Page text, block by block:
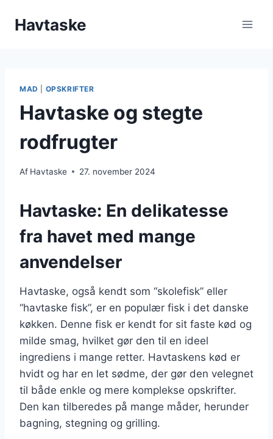
Havtaske
MAD OPSKRIFTER
Havtaske og stegte
rodfrugter
Af Havtaske 27. november 2024
Havtaske: En delikatesse
fra havet med mange
anvendelser
Havtaske, også kendt som “skolefisk” eller
“havtaske fisk”, er en populær fisk i det danske
køkken. Denne fisk er kendt for sit faste kød og
milde smag, hvilket gør den til en ideel
ingrediens i mange retter. Havtaskens kød er
hvidt og har en let sødme, der gør den velegnet
til både enkle og mere komplekse opskrifter.
Den kan tilberedes på mange måder, herunder
bagning, stegning og grilling.